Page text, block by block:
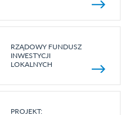
RZĄDOWY FUNDUSZ
INWESTYCJI
LOKALNYCH
PROJEKT: